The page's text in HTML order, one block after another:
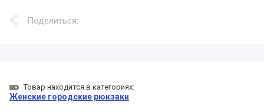
Поделиться:
Товар находится в категориях:
Женские городские рюкзаки